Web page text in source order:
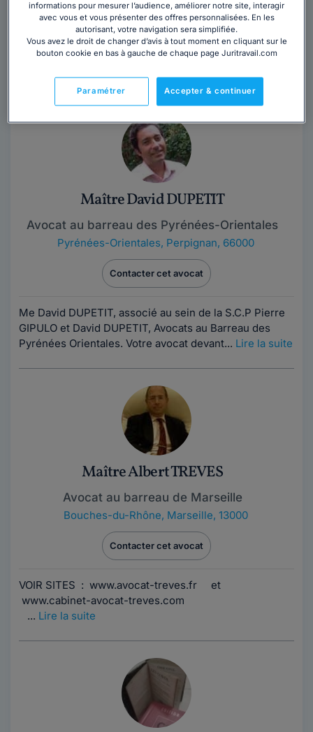
AVODIRE est né de la fusion du cabinet JÉRÔME
THOMAS & ASSOCIÉS et du Bureau d'ÉTUDES
FISCALES PASCAL WEBER. Créé en 1979, le Cabinet...
Maître David DUPETIT
Avocat au barreau des Pyrénées-Orientales
Pyrénées-Orientales, Perpignan, 66000
Contacter cet avocat
Me David DUPETIT, associé au sein de la S.C.P Pierre
GIPULO et David DUPETIT, Avocats au Barreau des
Pyrénées Orientales. Votre avocat devant... Lire la suite
Maître Albert TREVES
Avocat au barreau de Marseille
Bouches-du-Rhône, Marseille, 13000
Contacter cet avocat
VOIR SITES : www.avocat-treves.fr et
www.cabinet-avocat-treves.com
... Lire la suite
informations pour mesurer l’audience, améliorer notre site, interagir
avec vous et vous présenter des offres personnalisées. En les
autorisant, votre navigation sera simplifiée.
Vous avez le droit de changer d’avis à tout moment en cliquant sur le
bouton cookie en bas à gauche de chaque page Juritravail.com
Accepter & continuer
Paramétrer